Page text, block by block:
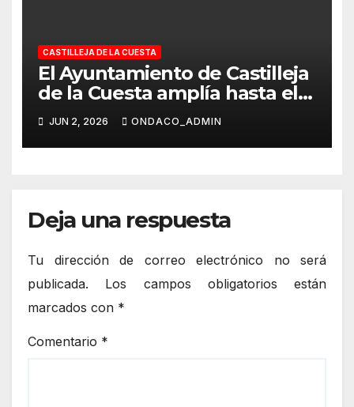
CASTILLEJA DE LA CUESTA
El Ayuntamiento de Castilleja
de la Cuesta amplía hasta el
30 de septiembre las solicitud
de las ayudas destinadas a
Comunidades e
JUN 2, 2026 ONDACO_ADMIN
Deja una respuesta
Tu dirección de correo electrónico no será
publicada.
Los campos obligatorios están
marcados con *
Comentario *